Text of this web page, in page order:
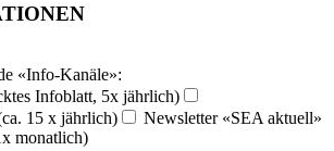
«Info-Kanäle»:
Infoblatt, 5x jährlich)
15 x jährlich)
Newsletter «SEA aktuell»
monatlich)